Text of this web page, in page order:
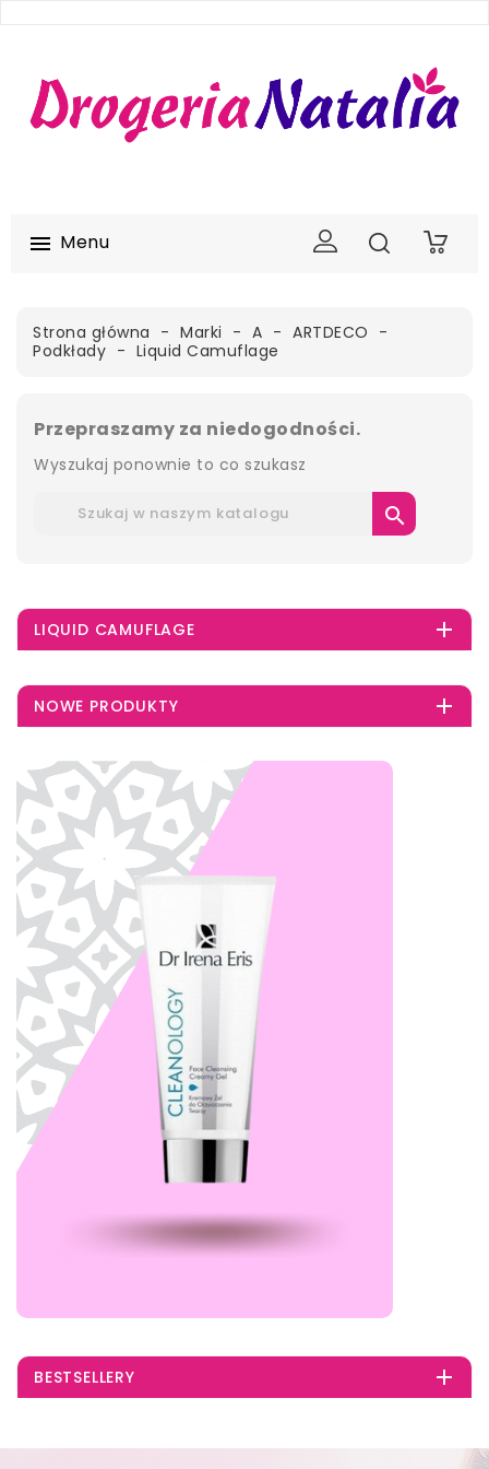
 Menu 0
Strona główna Marki A
ARTDECO
Podkłady
Liquid Camuflage
Przepraszamy za niedogodności.
Wyszukaj ponownie to co szukasz

LIQUID CAMUFLAGE 
NOWE PRODUKTY 
BESTSELLERY 